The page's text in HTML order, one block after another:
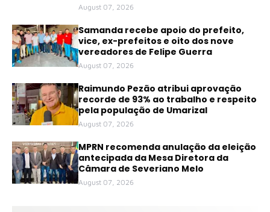
August 07, 2026
Samanda recebe apoio do prefeito,
vice, ex-prefeitos e oito dos nove
vereadores de Felipe Guerra
August 07, 2026
Raimundo Pezão atribui aprovação
recorde de 93% ao trabalho e respeito
pela população de Umarizal
August 07, 2026
MPRN recomenda anulação da eleição
antecipada da Mesa Diretora da
Câmara de Severiano Melo
August 07, 2026